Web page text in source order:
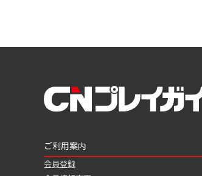
ご利用案内
会員登録